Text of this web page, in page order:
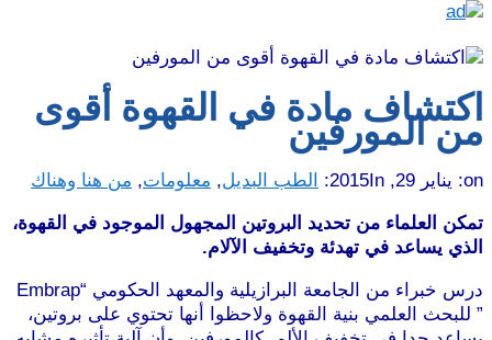
اكتشاف مادة في القهوة أقوى
من المورفين
on: يناير 29, 2015 In: الطب البديل, معلومات, من هنا وهناك
تمكن العلماء من تحديد البروتين المجهول الموجود في القهوة،
الذي يساعد في تهدئة وتخفيف الآلام.
درس خبراء من الجامعة البرازيلية والمعهد الحكومي “Embrap
” للبحث العلمي بنية القهوة ولاحظوا أنها تحتوي على بروتين،